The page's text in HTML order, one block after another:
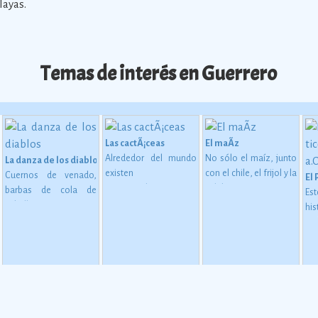
Temas de interés en Guerrero
al inicio del cine
MesoamÃ©rica (2500 a. C. - 200 d. C)
La danza de los diablos
Cuernos de venado,
barbas de cola de
cartÃ³n de la Danza de
Las cactÃ¡ceas
Alrededor del mundo
existen
724 son endémicas.Ver
El maÃ­z
No sólo el maíz, junto
con el chile, el frijol y la
El